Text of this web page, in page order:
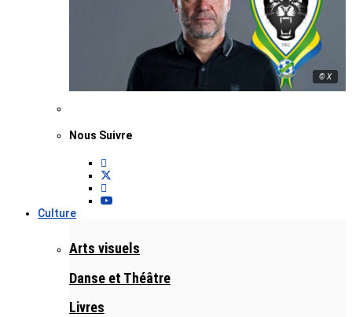
© X
Nous Suivre
Culture
Arts visuels
Danse et Théâtre
Livres